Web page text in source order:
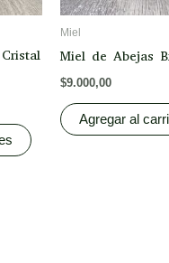
product
Miel
Miel de Abejas
$9.000,00
Agregar al